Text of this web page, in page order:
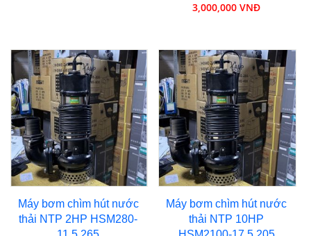
3,000,000 VNĐ
Máy bơm chìm hút nước
thải NTP 2HP HSM280-
Máy bơm chìm hút nước
thải NTP 10HP